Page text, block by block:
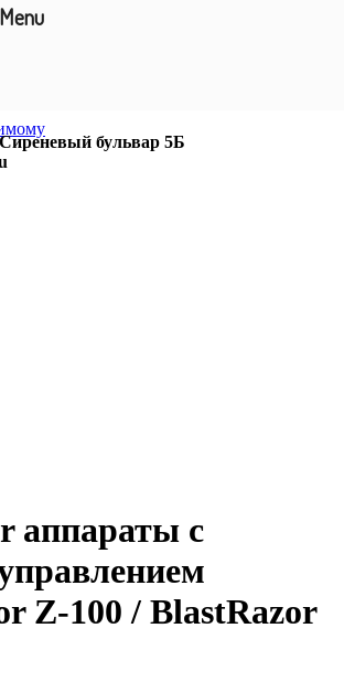
аппараты с
Z-100 / BlastRazor
бульвар 5Б